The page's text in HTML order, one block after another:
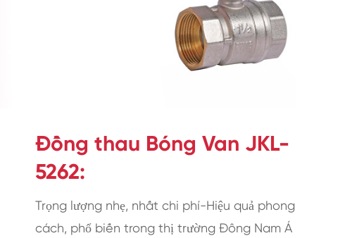
Đồng thau Bóng Van JKL-
5262:
Trọng lượng nhẹ, nhất chi phí-Hiệu quả phong
cách, phổ biến trong thị trường Đông Nam Á